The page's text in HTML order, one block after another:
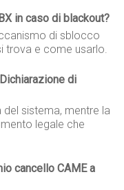
in caso di blackout?
di sblocco
trova e come usarlo.
di
del sistema, mentre la
legale che
cancello CAME a